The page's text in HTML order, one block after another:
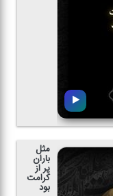
مثل
باران
پر از
كرامت
بود